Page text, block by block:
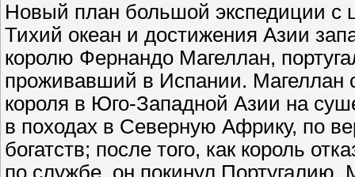
Новый план большой экспедиции с
Тихий океан и достижения Азии
королю Фернандо Магеллан,
проживавший в Испании. Магеллан
короля в Юго-Западной Азии на
в походах в Северную Африку, по
богатств; после того, как король
по службе, он покинул Португалию.